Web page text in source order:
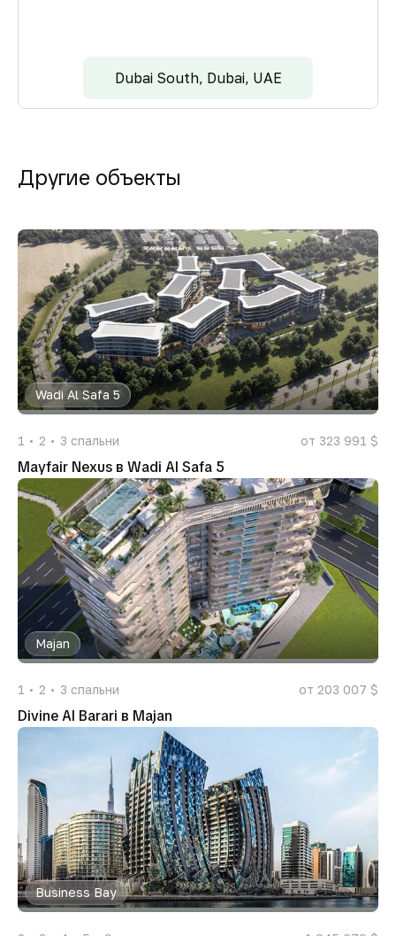
Dubai South, Dubai, UAE
Другие объекты
Wadi Al Safa 5
1 2 3 спальни от 323 991 $
Mayfair Nexus в Wadi Al Safa 5
Majan
1 2 3 спальни от 203 007 $
Divine Al Barari в Majan
Business Bay